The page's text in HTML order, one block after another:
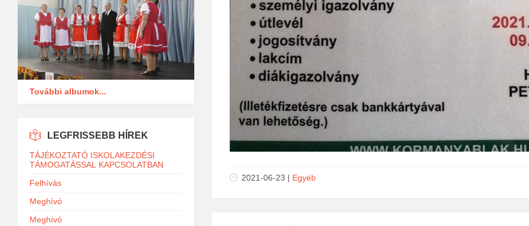
2021-06-23 | Egyéb
További albumok...
LEGFRISSEBB HÍREK
TÁJÉKOZTATÓ ISKOLAKEZDÉSI
TÁMOGATÁSSAL KAPCSOLATBAN
Felhívás
Meghívó
Meghívó